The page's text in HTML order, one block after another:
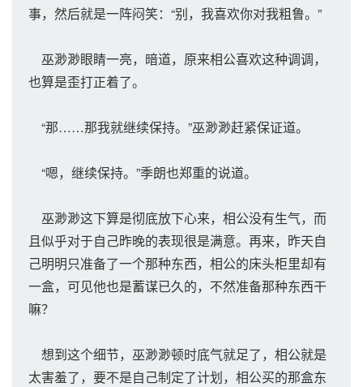
事，然后就是一阵闷笑：“别，我喜欢你对我粗鲁。”
巫渺渺眼睛一亮，暗道，原来相公喜欢这种调调，
也算是歪打正着了。
“那……那我就继续保持。”巫渺渺赶紧保证道。
“嗯，继续保持。”季朗也郑重的说道。
巫渺渺这下算是彻底放下心来，相公没有生气，而
且似乎对于自己昨晚的表现很是满意。再来，昨天自
己明明只准备了一个那种东西，相公的床头柜里却有
一盒，可见他也是蓄谋已久的，不然准备那种东西干
嘛？
想到这个细节，巫渺渺顿时底气就足了，相公就是
太害羞了，要不是自己制定了计划，相公买的那盒东